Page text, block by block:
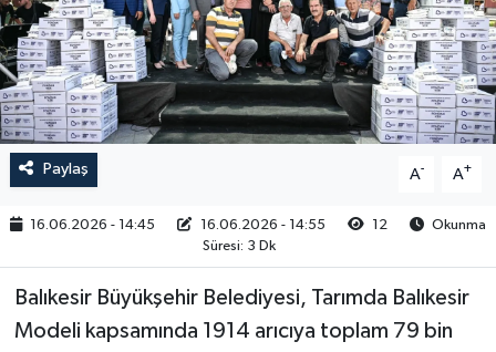
Paylaş A- A+
16.06.2026 - 14:45 16.06.2026 - 14:55 12
Okunma
Süresi: 3 Dk
Balıkesir Büyükşehir Belediyesi, Tarımda Balıkesir
Modeli kapsamında 1914 arıcıya toplam 79 bin
RESMİ İLAN